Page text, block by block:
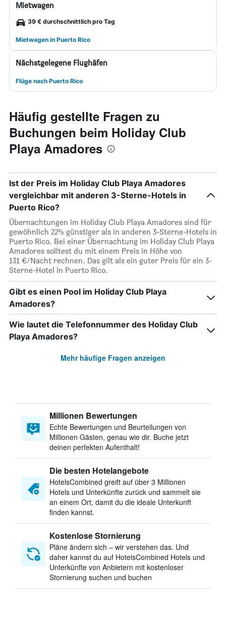
Mietwagen
39 € durchschnittlich pro Tag
Mietwagen in Puerto Rico
Nächstgelegene Flughäfen
Flüge nach Puerto Rico
Häufig gestellte Fragen zu
Buchungen beim Holiday Club
Playa Amadores
Ist der Preis im Holiday Club Playa Amadores
vergleichbar mit anderen 3-Sterne-Hotels in
Puerto Rico?
Übernachtungen im Holiday Club Playa Amadores sind für
gewöhnlich 22% günstiger als in anderen 3-Sterne-Hotels in
Puerto Rico. Bei einer Übernachtung im Holiday Club Playa
Amadores solltest du mit einem Preis in Höhe von
131 €/Nacht rechnen. Das gilt als ein guter Preis für ein 3-
Sterne-Hotel in Puerto Rico.
Gibt es einen Pool im Holiday Club Playa
Amadores?
Wie lautet die Telefonnummer des Holiday Club
Playa Amadores?
Mehr häufige Fragen anzeigen
Millionen Bewertungen
Echte Bewertungen und Beurteilungen von
Millionen Gästen, genau wie dir. Buche jetzt
deinen perfekten Aufenthalt!
Die besten Hotelangebote
HotelsCombined greift auf über 3 Millionen
Hotels und Unterkünfte zurück und sammelt sie
an einem Ort, damit du die ideale Unterkunft
finden kannst.
Kostenlose Stornierung
Pläne ändern sich – wir verstehen das. Und
daher kannst du auf HotelsCombined Hotels und
Unterkünfte von Anbietern mit kostenloser
Stornierung suchen und buchen